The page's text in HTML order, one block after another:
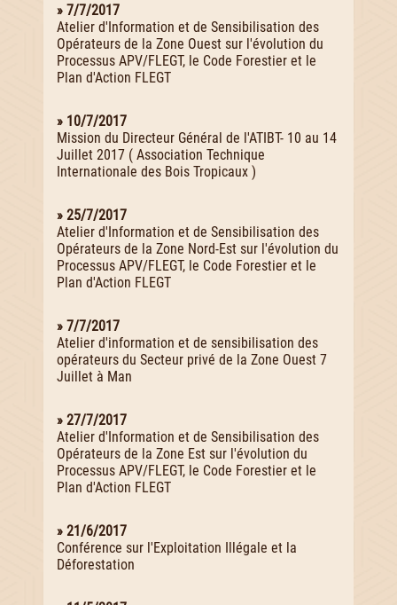
» 7/7/2017
Atelier d'Information et de Sensibilisation des
Opérateurs de la Zone Ouest sur l'évolution du
Processus APV/FLEGT, le Code Forestier et le
Plan d'Action FLEGT
» 10/7/2017
Mission du Directeur Général de l'ATIBT- 10 au 14
Juillet 2017 ( Association Technique
Internationale des Bois Tropicaux )
» 25/7/2017
Atelier d'Information et de Sensibilisation des
Opérateurs de la Zone Nord-Est sur l'évolution du
Processus APV/FLEGT, le Code Forestier et le
Plan d'Action FLEGT
» 7/7/2017
Atelier d'information et de sensibilisation des
opérateurs du Secteur privé de la Zone Ouest 7
Juillet à Man
» 27/7/2017
Atelier d'Information et de Sensibilisation des
Opérateurs de la Zone Est sur l'évolution du
Processus APV/FLEGT, le Code Forestier et le
Plan d'Action FLEGT
» 21/6/2017
Conférence sur l'Exploitation Illégale et la
Déforestation